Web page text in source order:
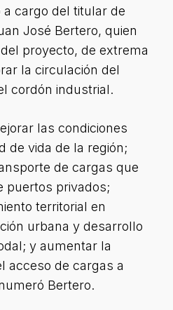
a cargo del titular de
José Bertero, quien
proyecto, de extrema
la circulación del
cordón industrial.
las condiciones
de vida de la región;
de cargas que
puertos privados;
territorial en
urbana y desarrollo
y aumentar la
acceso de cargas a
Bertero.